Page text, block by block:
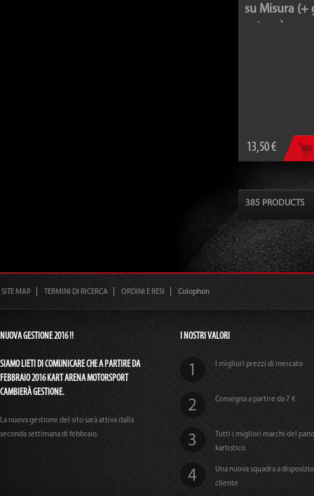
su Misura (+
catena)
13,50 €
385 PRODUCTS
SITE MAP TERMINI DI RICERCA ORDINI E RESI Colophon
NUOVA GESTIONE 2016 !!
SIAMO LIETI DI COMUNICARE CHE A PARTIRE DA
FEBBRAIO 2016 KART ARENA MOTORSPORT
CAMBIERÀ GESTIONE.
La nuova gestione del sito sarà attiva dalla
seconda settimana di febbraio.
I NOSTRI VALORI
I migliori prezzi di mercato
Consegna a partire da 7 €
Tutti i migliori marchi del
kartistico
Una nuova squadra a
cliente